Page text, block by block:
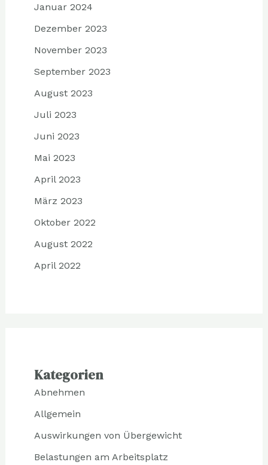
Januar 2024
Dezember 2023
November 2023
September 2023
August 2023
Juli 2023
Juni 2023
Mai 2023
April 2023
März 2023
Oktober 2022
August 2022
April 2022
Kategorien
Abnehmen
Allgemein
Auswirkungen von Übergewicht
Belastungen am Arbeitsplatz